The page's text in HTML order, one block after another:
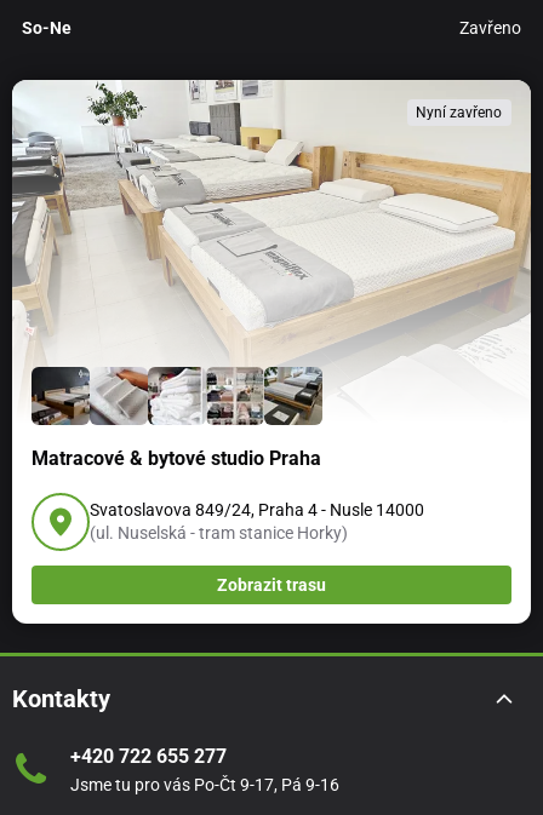
So-Ne Zavřeno
Nyní zavřeno
Matracové & bytové studio Praha
Svatoslavova 849/24, Praha 4 - Nusle 14000
(ul. Nuselská - tram stanice Horky)
Zobrazit trasu
Kontakty
+420 722 655 277
Jsme tu pro vás Po-Čt 9-17, Pá 9-16